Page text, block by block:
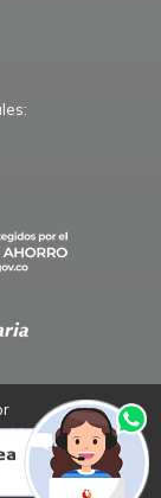
Verdad.